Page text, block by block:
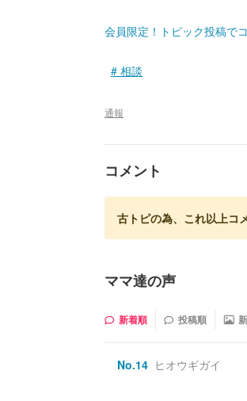
会員限定！トピック投稿で
相談
通報
コメント
古トピの為、これ以上コ
ママ達の声
新着順 投稿順
No.14 ヒオウギガイ